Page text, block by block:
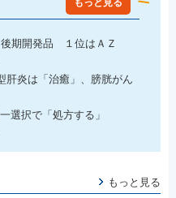
もっと見る
期開発品 １位はＡＺ
肝炎は「治癒」、膀胱がん
選択で「処方する」
もっと見る